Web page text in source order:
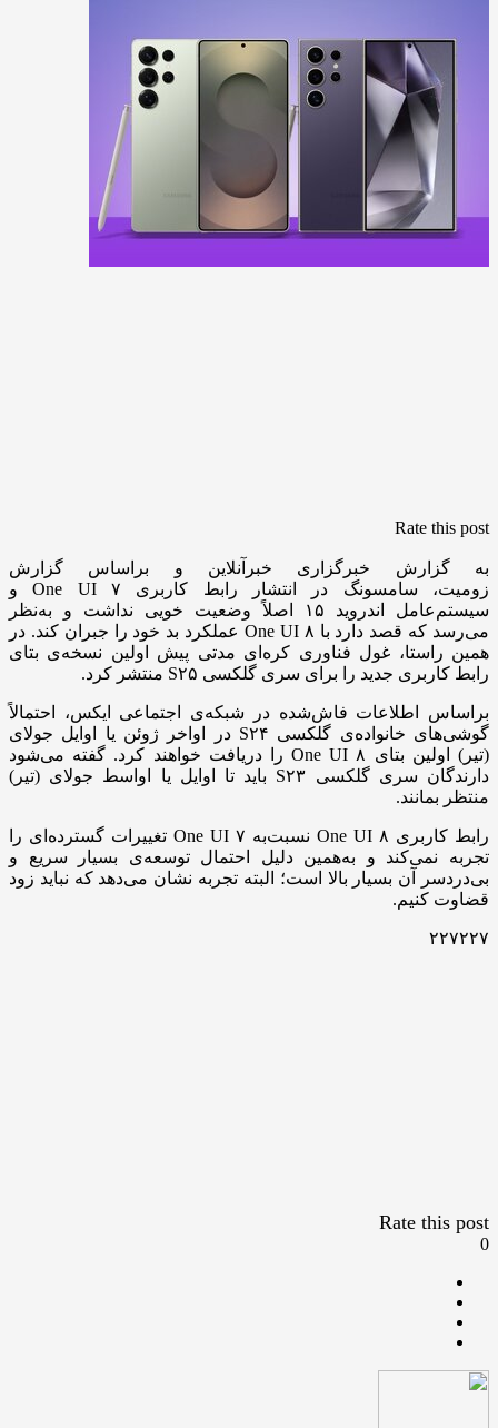
Rate this post
به گزارش خبرگزاری خبرآنلاین و براساس گزارش
زومیت، سامسونگ در انتشار رابط کاربری One UI ۷ و
سیستم‌عامل اندروید ۱۵ اصلاً وضعیت خویی نداشت و به‌نظر
می‌رسد که قصد دارد با One UI ۸ عملکرد بد خود را جبران کند. در
همین راستا، غول فناوری کره‌ای مدتی پیش اولین نسخه‌ی بتای
رابط کاربری جدید را برای سری گلکسی S۲۵ منتشر کرد.
براساس اطلاعات فاش‌شده در شبکه‌ی اجتماعی ایکس، احتمالاً
گوشی‌های خانواده‌ی گلکسی S۲۴ در اواخر ژوئن یا اوایل جولای
(تیر) اولین بتای One UI ۸ را دریافت خواهند کرد. گفته می‌شود
دارندگان سری گلکسی S۲۳ باید تا اوایل یا اواسط جولای (تیر)
منتظر بمانند.
رابط کاربری One UI ۸ نسبت‌به One UI ۷ تغییرات گسترده‌ای را
تجربه نمی‌کند و به‌همین دلیل احتمال توسعه‌ی بسیار سریع و
بی‌دردسر آن بسیار بالا است؛ البته تجربه نشان می‌دهد که نباید زود
قضاوت کنیم.
۲۲۷۲۲۷
Rate this post
0